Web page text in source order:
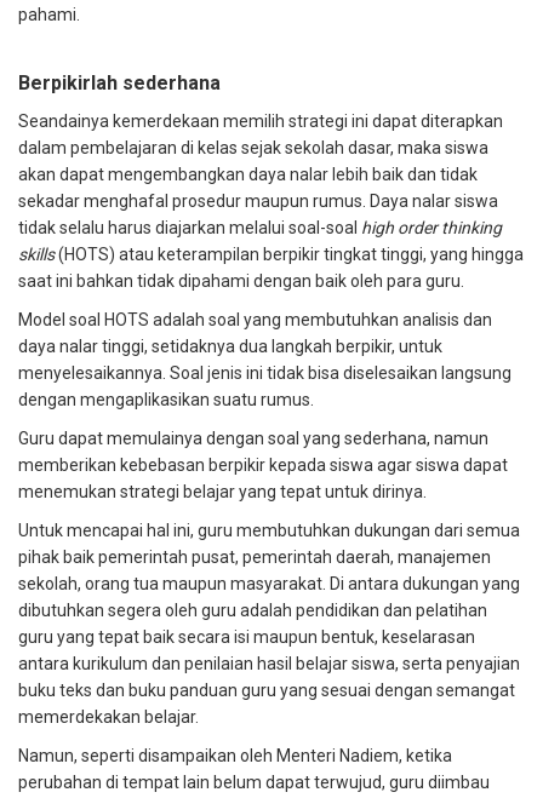
pahami.
Berpikirlah sederhana
Seandainya kemerdekaan memilih strategi ini dapat diterapkan
dalam pembelajaran di kelas sejak sekolah dasar, maka siswa
akan dapat mengembangkan daya nalar lebih baik dan tidak
sekadar menghafal prosedur maupun rumus. Daya nalar siswa
tidak selalu harus diajarkan melalui soal-soal high order thinking
skills(HOTS) atau keterampilan berpikir tingkat tinggi, yang hingga
saat ini bahkan tidak dipahami dengan baik oleh para guru.
Model soal HOTS adalah soal yang membutuhkan analisis dan
daya nalar tinggi, setidaknya dua langkah berpikir, untuk
menyelesaikannya. Soal jenis ini tidak bisa diselesaikan langsung
dengan mengaplikasikan suatu rumus.
Guru dapat memulainya dengan soal yang sederhana, namun
memberikan kebebasan berpikir kepada siswa agar siswa dapat
menemukan strategi belajar yang tepat untuk dirinya.
Untuk mencapai hal ini, guru membutuhkan dukungan dari semua
pihak baik pemerintah pusat, pemerintah daerah, manajemen
sekolah, orang tua maupun masyarakat. Di antara dukungan yang
dibutuhkan segera oleh guru adalah pendidikan dan pelatihan
guru yang tepat baik secara isi maupun bentuk, keselarasan
antara kurikulum dan penilaian hasil belajar siswa, serta penyajian
buku teks dan buku panduan guru yang sesuai dengan semangat
memerdekakan belajar.
Namun, seperti disampaikan oleh Menteri Nadiem, ketika
perubahan di tempat lain belum dapat terwujud, guru diimbau